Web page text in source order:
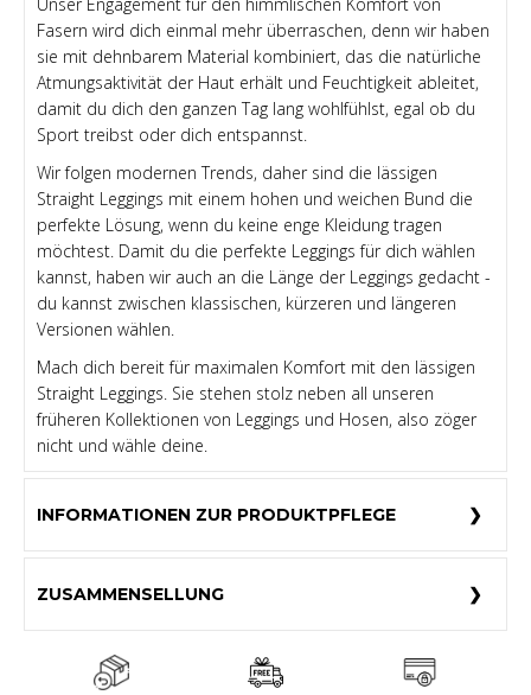
Fasern wird dich einmal mehr überraschen, denn wir haben
sie mit dehnbarem Material kombiniert, das die natürliche
Atmungsaktivität der Haut erhält und Feuchtigkeit ableitet,
damit du dich den ganzen Tag lang wohlfühlst, egal ob du
Sport treibst oder dich entspannst.
Wir folgen modernen Trends, daher sind die lässigen
Straight Leggings mit einem hohen und weichen Bund die
perfekte Lösung, wenn du keine enge Kleidung tragen
möchtest. Damit du die perfekte Leggings für dich wählen
kannst, haben wir auch an die Länge der Leggings gedacht -
du kannst zwischen klassischen, kürzeren und längeren
Versionen wählen.
Mach dich bereit für maximalen Komfort mit den lässigen
Straight Leggings. Sie stehen stolz neben all unseren
früheren Kollektionen von Leggings und Hosen, also zöger
nicht und wähle deine.
INFORMATIONEN ZUR PRODUKTPFLEGE
ZUSAMMENSELLUNG